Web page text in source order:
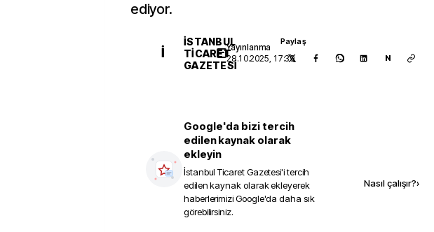
ediyor.
İ
İSTANBUL
TICARET
GAZETESI
Yayınlanma
28.10.2025, 17:39
Paylaş
N
Google'da bizi tercih
edilen kaynak olarak
ekleyin
İstanbul Ticaret Gazetesi'i tercih
edilen kaynak olarak ekleyerek
haberlerimizi Google'da daha sık
görebilirsiniz.
Nasıl çalışır?›